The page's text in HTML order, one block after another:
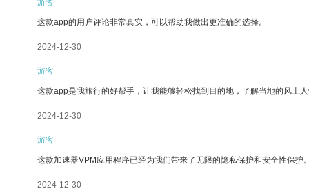
游客
这款app的用户评论非常真实，可以帮助我做出更准确的选择。
2024-12-30
游客
这款app是我旅行的好帮手，让我能够轻松找到目的地，了解当地的风土人
2024-12-30
游客
这款加速器VPM应用程序已经为我们带来了无限的隐私保护和安全性保护。
2024-12-30